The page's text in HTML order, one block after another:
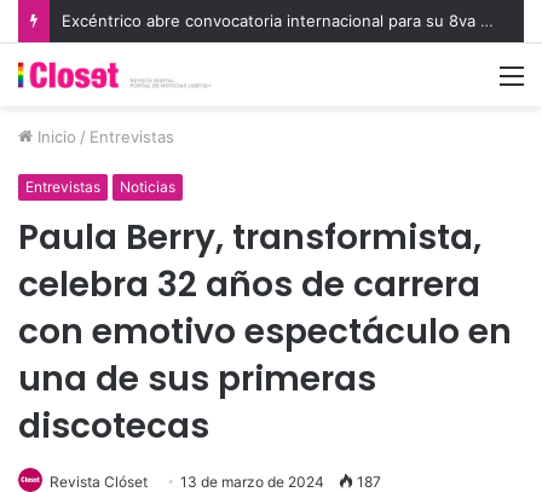
Excéntrico abre convocatoria internacional para su 8va edición e invita a exhibir nuevas miradas
Inicio / Entrevistas
Entrevistas Noticias
Paula Berry, transformista,
celebra 32 años de carrera
con emotivo espectáculo en
una de sus primeras
discotecas
Revista Clóset 13 de marzo de 2024 187